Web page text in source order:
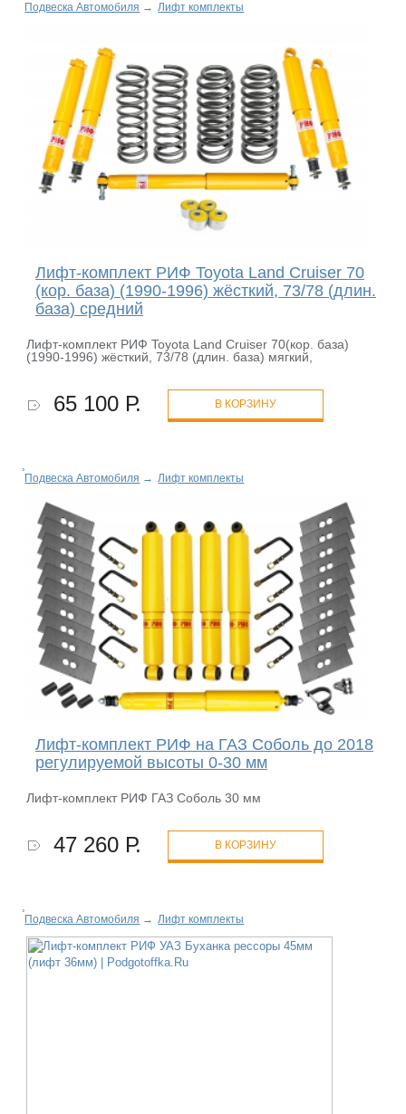
Подвеска Автомобиля → Лифт комплекты
Лифт-комплект РИФ Toyota Land Cruiser 70
(кор. база) (1990-1996) жёсткий, 73/78 (длин.
база) средний
Лифт-комплект РИФ Toyota Land Cruiser 70(кор. база)
(1990-1996) жёсткий, 73/78 (длин. база) мягкий,
65 100 Р. В КОРЗИНУ
Подвеска Автомобиля → Лифт комплекты
Лифт-комплект РИФ на ГАЗ Соболь до 2018
регулируемой высоты 0-30 мм
Лифт-комплект РИФ ГАЗ Соболь 30 мм
47 260 Р. В КОРЗИНУ
Подвеска Автомобиля → Лифт комплекты